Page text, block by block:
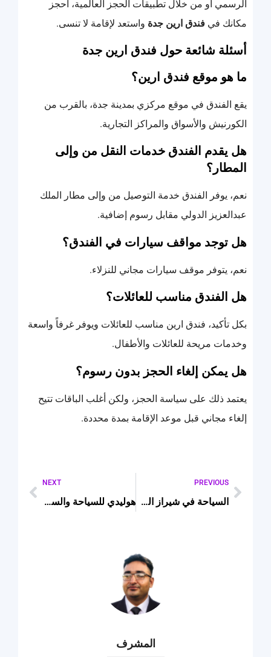
الرسمي أو من خلال تطبيقات الحجز العالمية، احجز
مكانك في فندق ارين جدة واستعد لإقامة لا تنسى.
أسئلة شائعة حول فندق ارين جدة
ما هو موقع فندق ارين؟
يقع الفندق في موقع مركزي بمدينة جدة، بالقرب من
الكورنيش والأسواق والمراكز التجارية.
هل يقدم الفندق خدمات النقل من وإلى
المطار؟
نعم، يوفر الفندق خدمة التوصيل من وإلى مطار الملك
عبدالعزيز الدولي مقابل رسوم إضافية.
هل توجد مواقف سيارات في الفندق؟
نعم، يتوفر موقف سيارات مجاني للنزلاء.
هل الفندق مناسب للعائلات؟
بكل تأكيد، فندق ارين مناسب للعائلات ويوفر غرفاً واسعة
وخدمات مريحة للعائلات والأطفال.
هل يمكن إلغاء الحجز بدون رسوم؟
يعتمد ذلك على سياسة الحجز، ولكن أغلب الباقات تتيح
إلغاء مجاني قبل موعد الإقامة بمدة محددة.
PREVIOUS
السياحة في شيراز المسافرون العرب
NEXT
هوليدي للسياحة والسفر
المشرف